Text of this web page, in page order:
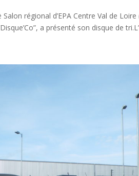
régional d’EPA Centre Val de
a présenté son disque de